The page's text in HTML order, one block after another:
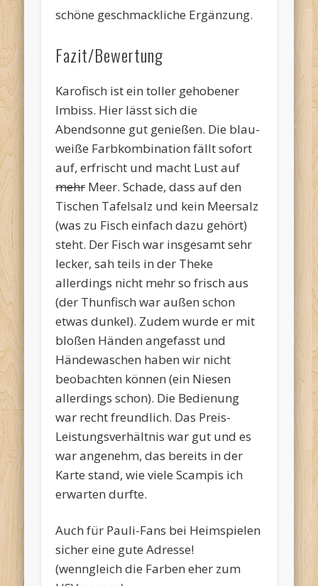
schöne geschmackliche Ergänzung.
Fazit/Bewertung
Karofisch ist ein toller gehobener
Imbiss. Hier lässt sich die
Abendsonne gut genießen. Die blau-
weiße Farbkombination fällt sofort
auf, erfrischt und macht Lust auf
mehrMeer. Schade, dass auf den
Tischen Tafelsalz und kein Meersalz
(was zu Fisch einfach dazu gehört)
steht. Der Fisch war insgesamt sehr
lecker, sah teils in der Theke
allerdings nicht mehr so frisch aus
(der Thunfisch war außen schon
etwas dunkel). Zudem wurde er mit
bloßen Händen angefasst und
Händewaschen haben wir nicht
beobachten können (ein Niesen
allerdings schon). Die Bedienung
war recht freundlich. Das Preis-
Leistungsverhältnis war gut und es
war angenehm, das bereits in der
Karte stand, wie viele Scampis ich
erwarten durfte.
Auch für Pauli-Fans bei Heimspielen
sicher eine gute Adresse!
(wenngleich die Farben eher zum